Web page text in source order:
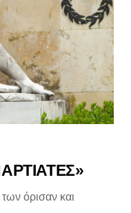
όρισαν και